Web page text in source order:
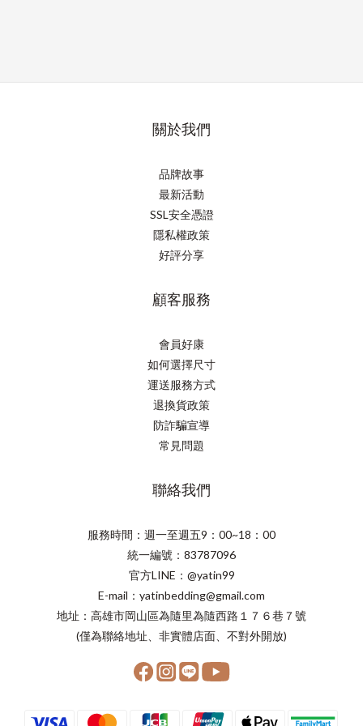
關於我們
品牌故事
最新活動
SSL安全憑證
隱私權政策
好評分享
顧客服務
會員好康
如何選擇尺寸
運送服務方式
退換貨政策
防詐騙宣導
常見問題
聯絡我們
服務時間：週一至週五9：00~18：00
統一編號：83787096
官方LINE：@yatin99
E-mail：yatinbedding@gmail.com
地址：高雄市岡山區為隨里為隨西路１７６巷７號
(僅為聯絡地址、非實體店面、不對外開放)